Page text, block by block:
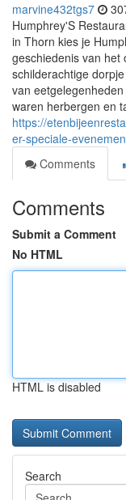
marvine432tgs7
Humphrey'S
in Thorn kies je
geschiedenis van
schilderachtige
van
waren herbergen en
https://
er-speciale-
Comments
Comments
Submit a Comment
No HTML
HTML is disabled
Search